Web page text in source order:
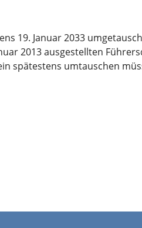
19. Januar 2033
2013 ausgestellten
spätestens umtauschen